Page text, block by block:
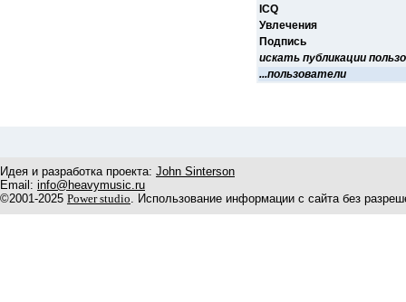
ICQ
Увлечения
Подпись
искать публикации
...пользователи
Идея и разработка проекта: John Sinterson
Email: info@heavymusic.ru
©2001-2025 Power studio. Использование информации с сайта без